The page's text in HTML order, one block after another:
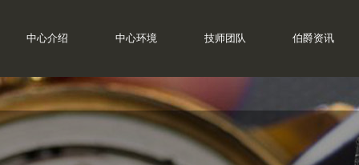
中心介绍 中心环境 技师团队 伯爵资讯